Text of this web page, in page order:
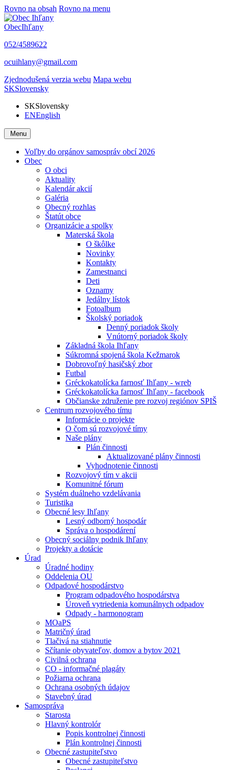
Rovno na obsah Rovno na menu
ObecIhľany
052/4589622
ocuihlany@gmail.com
Zjednodušená verzia webu Mapa webu
SKSlovensky
SKSlovensky
ENEnglish
Menu
Voľby do orgánov samospráv obcí 2026
Obec
O obci
Aktuality
Kalendár akcií
Galéria
Obecný rozhlas
Štatút obce
Organizácie a spolky
Materská škola
O škôlke
Novinky
Kontakty
Zamestnanci
Deti
Oznamy
Jedálny lístok
Fotoalbum
Školský poriadok
Denný poriadok školy
Vnútorný poriadok školy
Základná škola Ihľany
Súkromná spojená škola Kežmarok
Dobrovoľný hasičský zbor
Futbal
Gréckokatolícka farnosť Ihľany - wreb
Gréckokatolícka farnosť Ihľany - facebook
Občianske združenie pre rozvoj regiónov SPIŠ
Centrum rozvojového tímu
Informácie o projekte
O čom sú rozvojové tímy
Naše plány
Plán činnosti
Aktualizované plány činnosti
Vyhodnotenie činnosti
Rozvojový tím v akcii
Komunitné fórum
Systém duálneho vzdelávania
Turistika
Obecné lesy Ihľany
Lesný odborný hospodár
Správa o hospodárení
Obecný sociálny podnik Ihľany
Projekty a dotácie
Úrad
Úradné hodiny
Oddelenia OU
Odpadové hospodárstvo
Program odpadového hospodárstva
Úroveň vytriedenia komunálnych odpadov
Odpady - harmonogram
MOaPS
Matričný úrad
Tlačivá na stiahnutie
Sčítanie obyvateľov, domov a bytov 2021
Civilná ochrana
CO - informačné plagáty
Požiarna ochrana
Ochrana osobných údajov
Stavebný úrad
Samospráva
Starosta
Hlavný kontrolór
Popis kontrolnej činnosti
Plán kontrolnej činnosti
Obecné zastupiteľstvo
Obecné zastupiteľstvo